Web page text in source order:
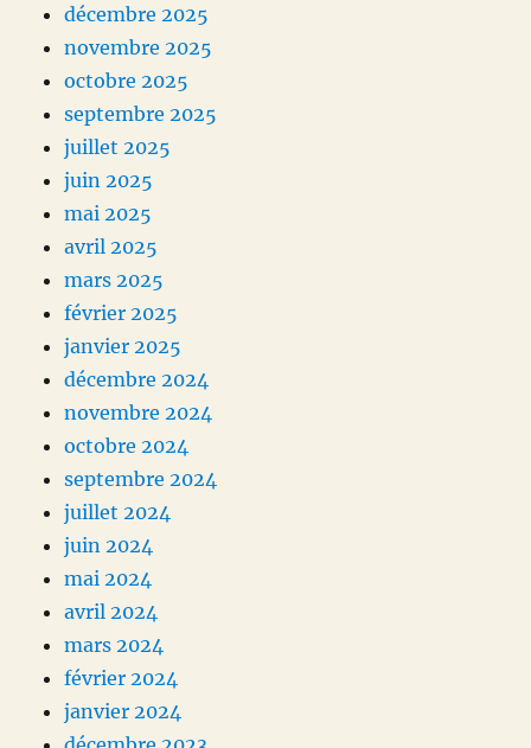
décembre 2025
novembre 2025
octobre 2025
septembre 2025
juillet 2025
juin 2025
mai 2025
avril 2025
mars 2025
février 2025
janvier 2025
décembre 2024
novembre 2024
octobre 2024
septembre 2024
juillet 2024
juin 2024
mai 2024
avril 2024
mars 2024
février 2024
janvier 2024